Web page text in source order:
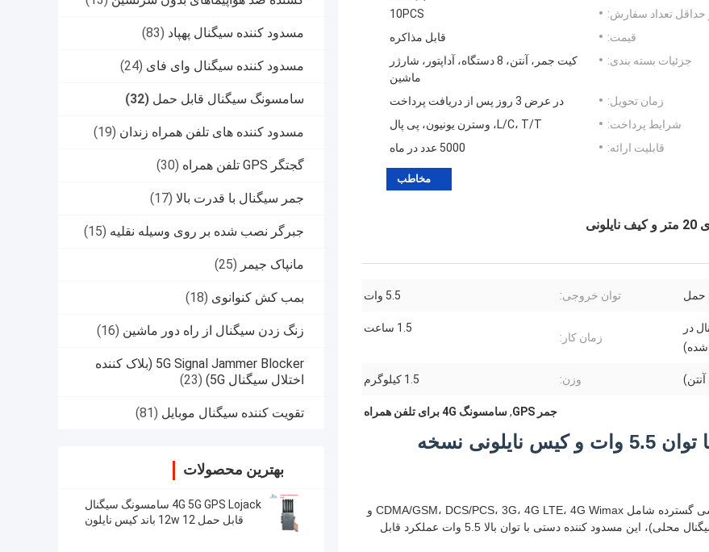
مسدود کننده سیگنال پهپاد (83)
مسدود کننده سیگنال وای فای (24)
سامسونگ سیگنال قابل حمل (32)
مسدود کننده های تلفن همراه زندان (19)
گجتگر GPS تلفن همراه (30)
جمر سیگنال با قدرت بالا (17)
جبرگر نصب شده بر روی وسیله نقلیه (15)
مانپاک جیمر (25)
بمب کش کنوانوی (18)
زنگ زدن سیگنال از راه دور ماشین (16)
5G Signal Jammer Blocker (بلاک کننده
اختلال سیگنال 5G)
(23)
تقویت کننده سیگنال موبایل (81)
بهترین محصولات
4G 5G GPS Lojack سامسونگ سیگنال
قابل حمل 12w 12 باند کیس نایلون
حداقل تعداد سفارش:
10PCS
قیمت:
قابل مذاکره
جزئیات بسته بندی:
کیت جمر، آنتن، 8 دستگاه، آداپتور، شارژر
ماشین
زمان تحویل:
در عرض 3 روز پس از دریافت پرداخت
شرایط پرداخت:
L/C، T/T، وسترن یونیون، پی پال
قابلیت ارائه:
5000 عدد در ماه
مخاطب
حمل توان خروجی: 5.5 وات
در
شده)
زمان کار:
1.5 ساعت
وزن: 1.5 کیلوگرم
جمر GPS ,سامسونگ 4G برای تلفن همراه
8 آنتن مسدود کننده سیگنال 3G 4G با توان 5.5 وات و کیس نایلونی نسخه
مسدود کننده قدرتمند و قابل حمل Lojack دارای پوشش فرکانسی گسترده شامل CDMA/GSM، DCS/PCS، 3G، 4G LTE، 4G Wimax و
Lojack است. با برد مسدود کنندگی تا 20 متر (بسته به قدرت سیگنال محلی)، این مسدود کننده دستی با توان بالا 5.5 وات عملکرد قابل